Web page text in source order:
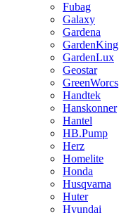
Fubag
Galaxy
Gardena
GardenKing
GardenLux
Geostar
GreenWorcs
Handtek
Hanskonner
Hantel
HB.Pump
Herz
Homelite
Honda
Husqvarna
Huter
Hyundai